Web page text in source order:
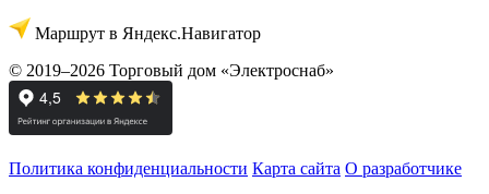
Маршрут в Яндекс.Навигатор
© 2019–2026 Торговый дом «Электроснаб»
Политика конфиденциальности Карта сайта О разработчике